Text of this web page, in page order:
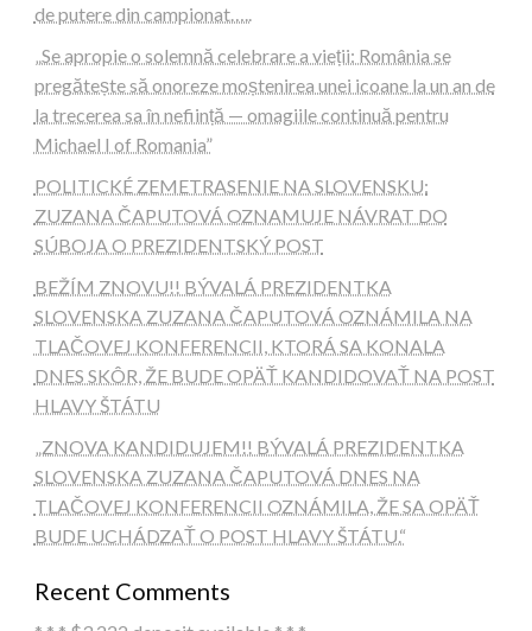
de putere din campionat…..
„Se apropie o solemnă celebrare a vieții: România se
pregătește să onoreze moștenirea unei icoane la un an de
la trecerea sa în neființă — omagiile continuă pentru
Michael I of Romania”
POLITICKÉ ZEMETRASENIE NA SLOVENSKU:
ZUZANA ČAPUTOVÁ OZNAMUJE NÁVRAT DO
SÚBOJA O PREZIDENTSKÝ POST
BEŽÍM ZNOVU!! BÝVALÁ PREZIDENTKA
SLOVENSKA ZUZANA ČAPUTOVÁ OZNÁMILA NA
TLAČOVEJ KONFERENCII, KTORÁ SA KONALA
DNES SKÔR, ŽE BUDE OPÄŤ KANDIDOVAŤ NA POST
HLAVY ŠTÁTU
„ZNOVA KANDIDUJEM!! BÝVALÁ PREZIDENTKA
SLOVENSKA ZUZANA ČAPUTOVÁ DNES NA
TLAČOVEJ KONFERENCII OZNÁMILA, ŽE SA OPÄŤ
BUDE UCHÁDZAŤ O POST HLAVY ŠTÁTU.“
Recent Comments